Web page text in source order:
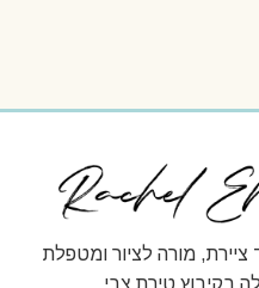
ציירת, מורה לציור ומטפלת